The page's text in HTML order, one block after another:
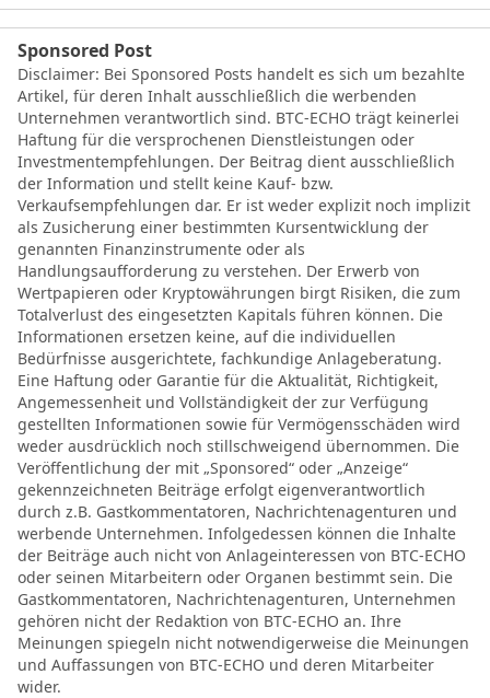
Sponsored Post
Disclaimer: Bei Sponsored Posts handelt es sich um bezahlte
Artikel, für deren Inhalt ausschließlich die werbenden
Unternehmen verantwortlich sind. BTC-ECHO trägt keinerlei
Haftung für die versprochenen Dienstleistungen oder
Investmentempfehlungen. Der Beitrag dient ausschließlich
der Information und stellt keine Kauf- bzw.
Verkaufsempfehlungen dar. Er ist weder explizit noch implizit
als Zusicherung einer bestimmten Kursentwicklung der
genannten Finanzinstrumente oder als
Handlungsaufforderung zu verstehen. Der Erwerb von
Wertpapieren oder Kryptowährungen birgt Risiken, die zum
Totalverlust des eingesetzten Kapitals führen können. Die
Informationen ersetzen keine, auf die individuellen
Bedürfnisse ausgerichtete, fachkundige Anlageberatung.
Eine Haftung oder Garantie für die Aktualität, Richtigkeit,
Angemessenheit und Vollständigkeit der zur Verfügung
gestellten Informationen sowie für Vermögensschäden wird
weder ausdrücklich noch stillschweigend übernommen. Die
Veröffentlichung der mit „Sponsored“ oder „Anzeige“
gekennzeichneten Beiträge erfolgt eigenverantwortlich
durch z.B. Gastkommentatoren, Nachrichtenagenturen und
werbende Unternehmen. Infolgedessen können die Inhalte
der Beiträge auch nicht von Anlageinteressen von BTC-ECHO
oder seinen Mitarbeitern oder Organen bestimmt sein. Die
Gastkommentatoren, Nachrichtenagenturen, Unternehmen
gehören nicht der Redaktion von BTC-ECHO an. Ihre
Meinungen spiegeln nicht notwendigerweise die Meinungen
und Auffassungen von BTC-ECHO und deren Mitarbeiter
wider.